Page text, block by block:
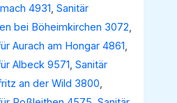
4931,Sanitär
bei Böheimkirchen 3072,
Aurach am Hongar 4861,
Albeck 9571,Sanitär
an der Wild 3800,